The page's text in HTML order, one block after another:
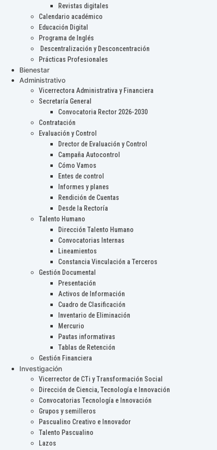
Revistas digitales
Calendario académico
Educación Digital
Programa de Inglés
Descentralización y Desconcentración
Prácticas Profesionales
Bienestar
Administrativo
Vicerrectora Administrativa y Financiera
Secretaría General
Convocatoria Rector 2026-2030
Contratación
Evaluación y Control
Drector de Evaluación y Control
Campaña Autocontrol
Cómo Vamos
Entes de control
Informes y planes
Rendición de Cuentas
Desde la Rectoría
Talento Humano
Dirección Talento Humano
Convocatorias Internas
Lineamientos
Constancia Vinculación a Terceros
Gestión Documental
Presentación
Activos de Información
Cuadro de Clasificación
Inventario de Eliminación
Mercurio
Pautas informativas
Tablas de Retención
Gestión Financiera
Investigación
Vicerrector de CTi y Transformación Social
Dirección de Ciencia, Tecnología e Innovación
Convocatorias Tecnología e Innovación
Grupos y semilleros
Pascualino Creativo e Innovador
Talento Pascualino
Lazos